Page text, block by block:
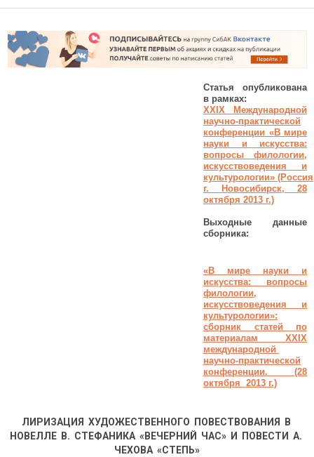
Статья опубликована
в рамках:
XXIX Международной
научно-практической
конференции «В мире
науки и искусства:
вопросы филологии,
искусствоведения и
культурологии»
г. Новосибирск, 28
октября 2013 г.)
Выходные данные
сборника:
«В мире науки и
искусства: вопросы
филологии,
искусствоведения и
культурологии»:
сборник статей по
материалам XXIX
международной
научно-практической
конференции. (28
октября 2013 г.)
ЛИРИЗАЦИЯ ХУДОЖЕСТВЕННОГО ПОВЕСТВОВАНИЯ В
НОВЕЛЛЕ В. СТЕФАНИКА «ВЕЧЕРНИЙ ЧАС» И ПОВЕСТИ А.
ЧЕХОВА «СТЕПЬ»